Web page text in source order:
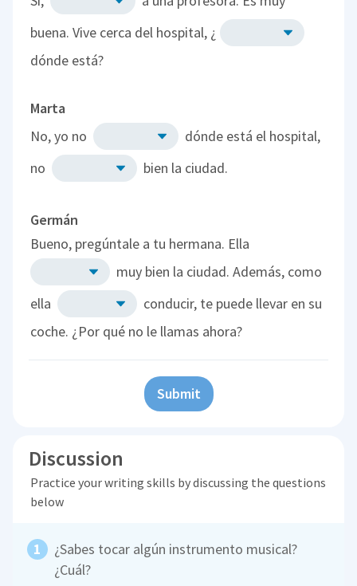
buena. Vive cerca del hospital, ¿
dónde está?
Marta
No, yo no
dónde está el hospital,
no
bien la ciudad.
Germán
Bueno, pregúntale a tu hermana. Ella
muy bien la ciudad. Además, como
ella
conducir, te puede llevar en su
coche. ¿Por qué no le llamas ahora?
Submit
Discussion
Practice your writing skills by discussing the questions
below
¿Sabes tocar algún instrumento musical?
¿Cuál?